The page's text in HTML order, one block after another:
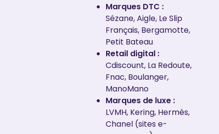
Marques DTC :
Sézane, Aigle, Le Slip
Français, Bergamotte,
Petit Bateau
Retail digital :
Cdiscount, La Redoute,
Fnac, Boulanger,
ManoMano
Marques de luxe :
LVMH, Kering, Hermès,
Chanel (sites e-